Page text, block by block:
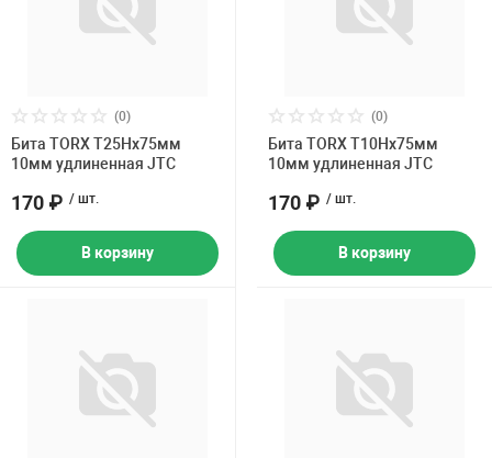
(0)
Бита TORX Т25Hх75мм
10мм удлиненная JTC
170 ₽ / шт.
В корзину
(0)
Бита TORX Т10Hх75мм
10мм удлиненная JTC
170 ₽ / шт.
В корзину